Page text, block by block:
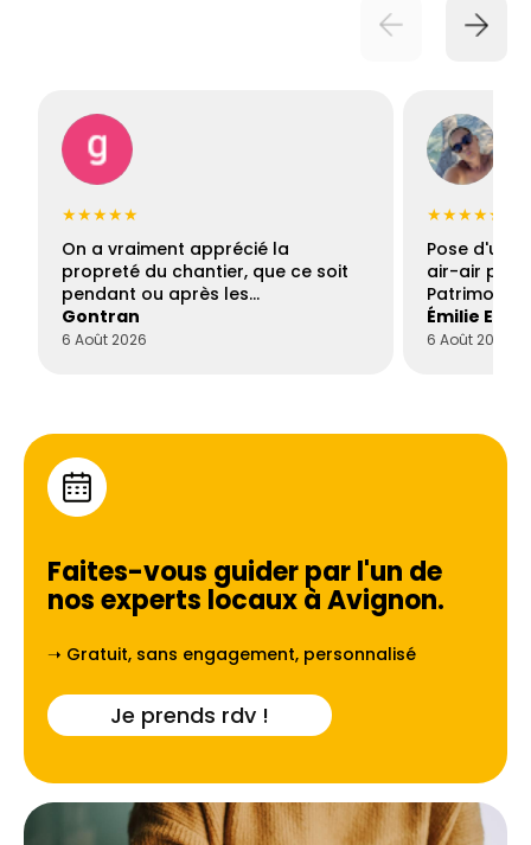
★★★★★
On a vraiment apprécié la
propreté du chantier, que ce soit
pendant ou après les…
Gontran
6 Août 2026
★★★★★
Pose d'une
air-air par
Patrimoine
Émilie
6 Août 2026
Faites-vous guider par l'un de
nos experts locaux àAvignon.
➝ Gratuit, sans engagement, personnalisé
Je prends rdv !